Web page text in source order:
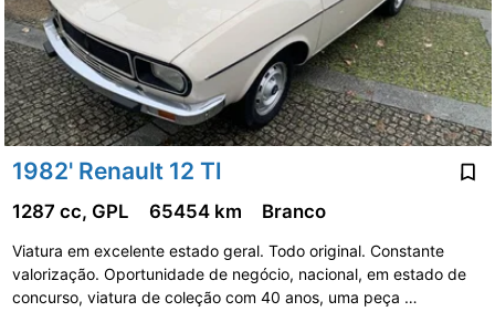
1982' Renault 12 Tl
1287 cc, GPL 65454 km Branco
Viatura em excelente estado geral. Todo original. Constante
valorização. Oportunidade de negócio, nacional, em estado de
concurso, viatura de coleção com 40 anos, uma peça …